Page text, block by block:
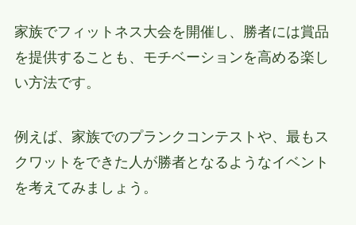
家族でフィットネス大会を開催し、勝者には賞品
を提供することも、モチベーションを高める楽し
い方法です。
例えば、家族でのプランクコンテストや、最もス
クワットをできた人が勝者となるようなイベント
を考えてみましょう。